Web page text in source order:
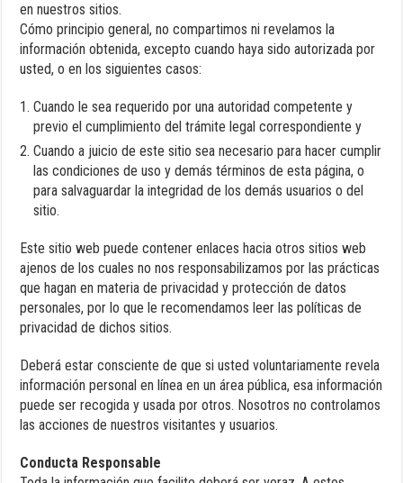
en nuestros sitios.
Cómo principio general, no compartimos ni revelamos la
información obtenida, excepto cuando haya sido autorizada por
usted, o en los siguientes casos:
Cuando le sea requerido por una autoridad competente y
previo el cumplimiento del trámite legal correspondiente y
Cuando a juicio de este sitio sea necesario para hacer cumplir
las condiciones de uso y demás términos de esta página, o
para salvaguardar la integridad de los demás usuarios o del
sitio.
Este sitio web puede contener enlaces hacia otros sitios web
ajenos de los cuales no nos responsabilizamos por las prácticas
que hagan en materia de privacidad y protección de datos
personales, por lo que le recomendamos leer las políticas de
privacidad de dichos sitios.
Deberá estar consciente de que si usted voluntariamente revela
información personal en línea en un área pública, esa información
puede ser recogida y usada por otros. Nosotros no controlamos
las acciones de nuestros visitantes y usuarios.
Conducta Responsable